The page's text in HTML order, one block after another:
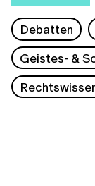
Debatten
Geistes- &